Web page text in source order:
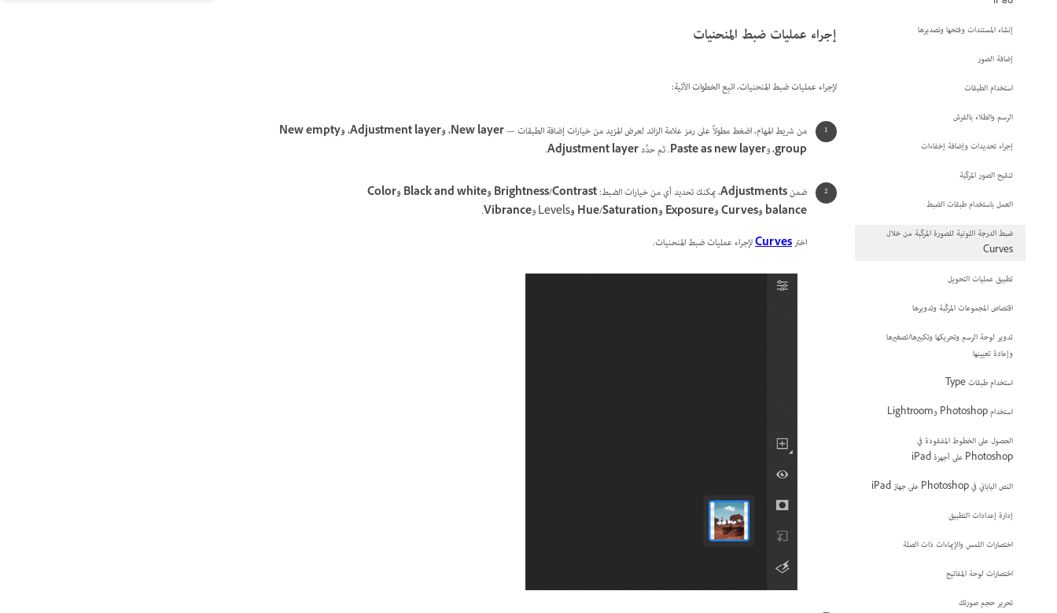
إنشاء المستندات وفتحها وتصديرها
إضافة الصور
استخدام الطبقات
الرسم والطلاء بالفرش
إجراء تحديدات وإضافة إخفاءات
تنقيح الصور المركّبة
العمل باستخدام طبقات الضبط
ضبط الدرجة اللونية للصورة المركّبة من خلال
Curves
تطبيق عمليات التحويل
اقتصاص المجموعات المركّبة وتدويرها
تدوير لوحة الرسم وتحريكها وتكبيرها/تصغيرها
وإعادة تعيينها
استخدام طبقات Type
استخدام Photoshop وLightroom
الحصول على الخطوط المفقودة في
Photoshop على أجهزة iPad
النص الياباني في Photoshop على جهاز iPad
إدارة إعدادات التطبيق
اختصارات اللمس والإيماءات ذات الصلة
اختصارات لوحة المفاتيح
تحرير حجم صورتك
إجراء عمليات ضبط المنحنيات
لإجراء عمليات ضبط المنحنيات، اتبِع الخطوات الآتية:
من شريط المهام، اضغط مطولاً على رمز علامة الزائد لعرض المزيد من خيارات إضافة الطبقات —
New layer، وAdjustment layer، وNew empty
group، وPaste as new layer. ثم حدِّدAdjustment layer
.
ضمن ، يمكنك تحديد أي من خيارات الضبط:
Brightness/Contrast وBlack and white وColor
balance وCurves وExposure وHue/Saturation و
Levels و Vibrance
.
اخترCurvesلإجراء عمليات ضبط المنحنيات.